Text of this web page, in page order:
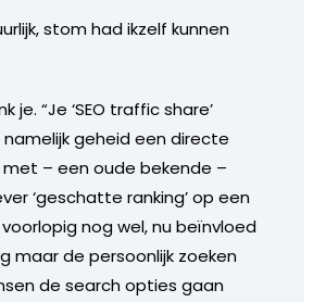
stom had ikzelf kunnen
je. “Je ‘SEO traffic share’
geheid een directe
– een oude bekende –
‘geschatte ranking’ op een
voorlopig nog wel, nu beïnvloed
maar de persoonlijk zoeken
de search opties gaan